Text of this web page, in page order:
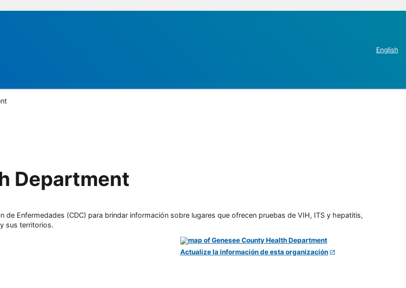
English
Department
Enfermedades (CDC) para brindar información sobre lugares que ofrecen pruebas de VIH, ITS y hepatitis,
sus territorios.
Actualize la información de esta organización